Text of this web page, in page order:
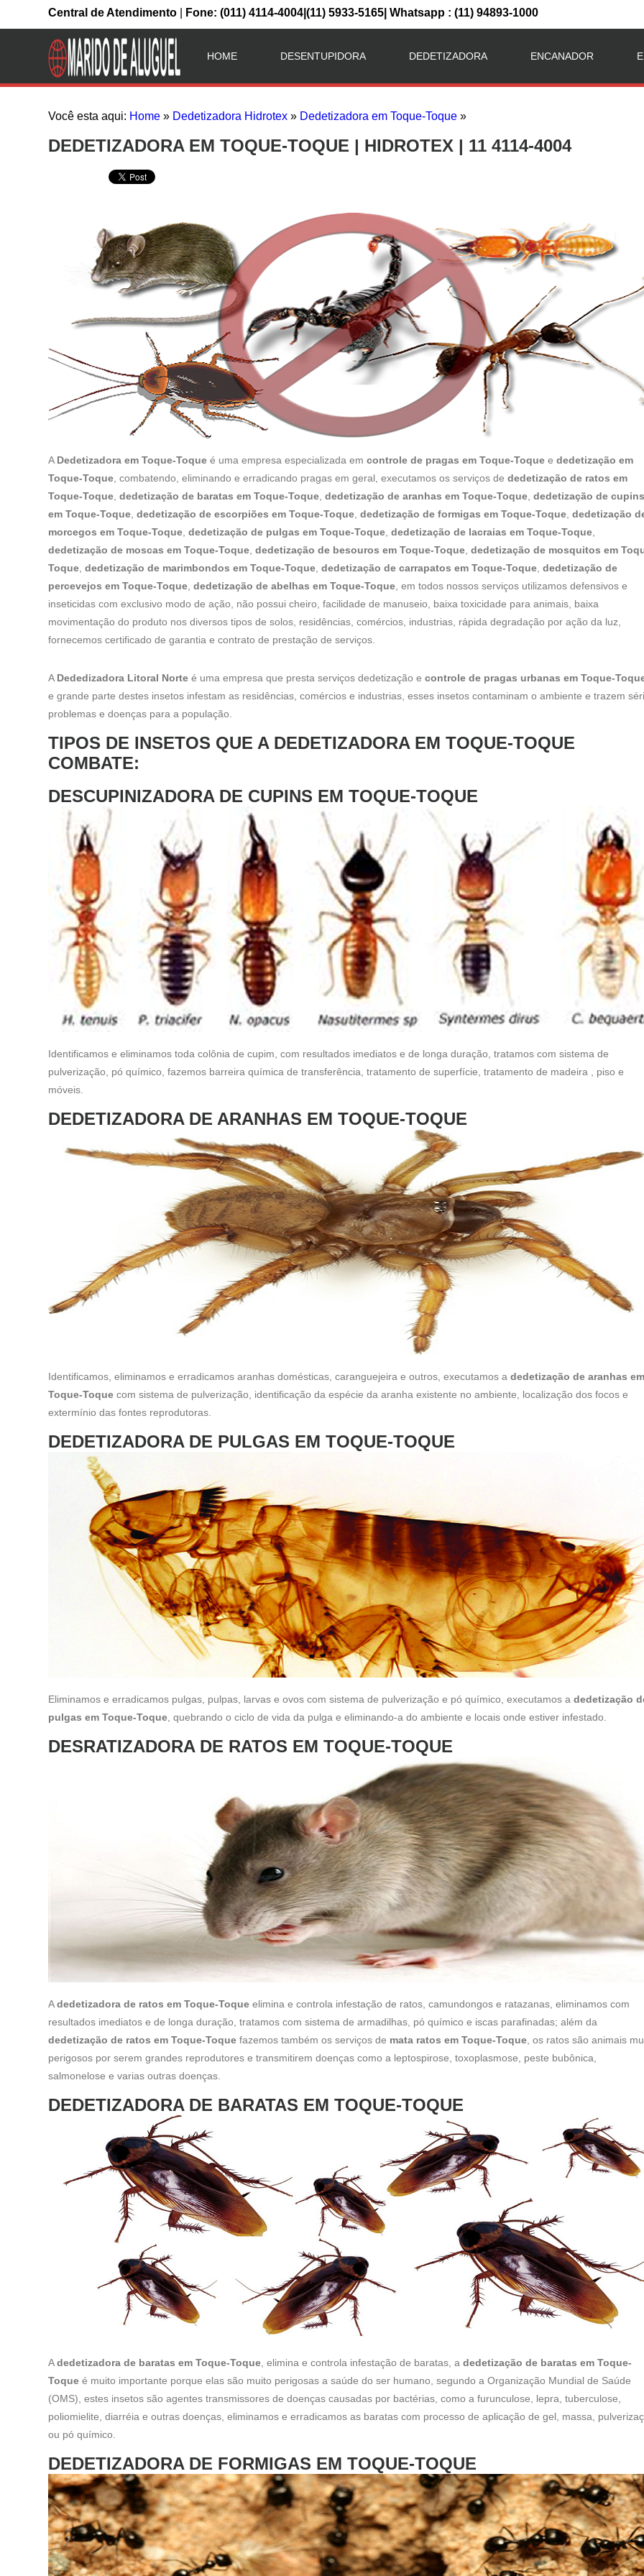
Central de Atendimento Fone: (011) 4114-4004|(11) 5933-5165| Whatsapp : (11) 94893-1000
HOME DESENTUPIDORA DEDETIZADORA ENCANADOR
Você esta aqui: Home » Dedetizadora Hidrotex » Dedetizadora em Toque-Toque »
DEDETIZADORA EM TOQUE-TOQUE | HIDROTEX | 11 4114-4004
A Dedetizadora em Toque-Toque é uma empresa especializada emcontrole de pragas em Toque-Toque ededetização em
Toque-Toque , combatendo, eliminando e erradicando pragas em geral, executamos os serviços dededetização de ratos em
Toque-Toque ,dedetização de baratas em Toque-Toque ,dedetização de aranhas em Toque-Toque ,dedetização de
em Toque-Toque ,dedetização de escorpiões em Toque-Toque ,dedetização de formigas em Toque-Toque ,dedetização
morcegos em Toque-Toque ,dedetização de pulgas em Toque-Toque ,dedetização de lacraias em Toque-Toque
dedetização de moscas em Toque-Toque ,dedetização de besouros em Toque-Toque ,dedetização de mosquitos em
Toque ,dedetização de marimbondos em Toque-Toque ,dedetização de carrapatos em Toque-Toque ,dedetização de
percevejos em Toque-Toque ,dedetização de abelhas em Toque-Toque , em todos nossos serviços utilizamos defensivos e
inseticidas com exclusivo modo de ação, não possui cheiro, facilidade de manuseio, baixa toxicidade para animais, baixa
movimentação do produto nos diversos tipos de solos, residências, comércios, industrias, rápida degradação por ação da luz,
fornecemos certificado de garantia e contrato de prestação de serviços.
A Dededizadora Litoral Norte é uma empresa que presta serviços dedetização econtrole de pragas urbanas em Toque-
e grande parte destes insetos infestam as residências, comércios e industrias, esses insetos contaminam o ambiente e trazem
problemas e doenças para a população.
TIPOS DE INSETOS QUE A DEDETIZADORA EM TOQUE-TOQUE
COMBATE:
DESCUPINIZADORA DE CUPINS EM TOQUE-TOQUE
Identificamos e eliminamos toda colônia de cupim, com resultados imediatos e de longa duração, tratamos com sistema de
pulverização, pó químico, fazemos barreira química de transferência, tratamento de superfície, tratamento de madeira , piso e
móveis.
DEDETIZADORA DE ARANHAS EM TOQUE-TOQUE
Identificamos, eliminamos e erradicamos aranhas domésticas, caranguejeira e outros, executamos adedetização de aranhas
Toque-Toque com sistema de pulverização, identificação da espécie da aranha existente no ambiente, localização dos focos e
extermínio das fontes reprodutoras.
DEDETIZADORA DE PULGAS EM TOQUE-TOQUE
Eliminamos e erradicamos pulgas, pulpas, larvas e ovos com sistema de pulverização e pó químico, executamos adedetização
pulgas em Toque-Toque , quebrando o ciclo de vida da pulga e eliminando-a do ambiente e locais onde estiver infestado.
DESRATIZADORA DE RATOS EM TOQUE-TOQUE
Adedetizadora de ratos em Toque-Toque elimina e controla infestação de ratos, camundongos e ratazanas, eliminamos com
resultados imediatos e de longa duração, tratamos com sistema de armadilhas, pó químico e iscas parafinadas; além da
dedetização de ratos em Toque-Toque fazemos também os serviços de mata ratos em Toque-Toque , os ratos são animais
perigosos por serem grandes reprodutores e transmitirem doenças como a leptospirose, toxoplasmose, peste bubônica,
salmonelose e varias outras doenças.
DEDETIZADORA DE BARATAS EM TOQUE-TOQUE
Adedetizadora de baratas em Toque-Toque , elimina e controla infestação de baratas, adedetização de baratas em Toque-
Toque é muito importante porque elas são muito perigosas a saúde do ser humano, segundo a Organização Mundial de Saúde
(OMS), estes insetos são agentes transmissores de doenças causadas por bactérias, como a furunculose, lepra, tuberculose,
poliomielite, diarréia e outras doenças, eliminamos e erradicamos as baratas com processo de aplicação de gel, massa,
ou pó químico.
DEDETIZADORA DE FORMIGAS EM TOQUE-TOQUE